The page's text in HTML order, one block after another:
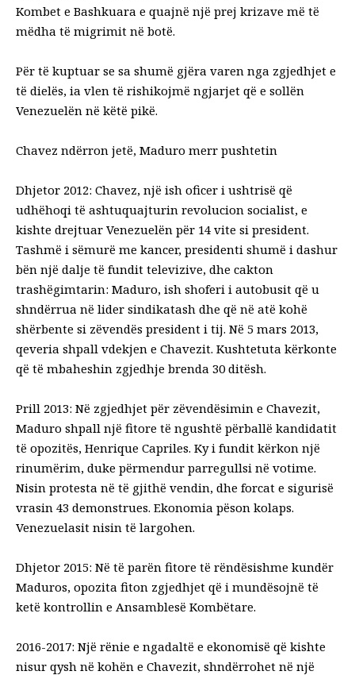
Kombet e Bashkuara e quajnë një prej krizave më të
mëdha të migrimit në botë.
Për të kuptuar se sa shumë gjëra varen nga zgjedhjet e
të dielës, ia vlen të rishikojmë ngjarjet që e sollën
Venezuelën në këtë pikë.
Chavez ndërron jetë, Maduro merr pushtetin
Dhjetor 2012: Chavez, një ish oficer i ushtrisë që
udhëhoqi të ashtuquajturin revolucion socialist, e
kishte drejtuar Venezuelën për 14 vite si president.
Tashmë i sëmurë me kancer, presidenti shumë i dashur
bën një dalje të fundit televizive, dhe cakton
trashëgimtarin: Maduro, ish shoferi i autobusit që u
shndërrua në lider sindikatash dhe që në atë kohë
shërbente si zëvendës president i tij. Në 5 mars 2013,
qeveria shpall vdekjen e Chavezit. Kushtetuta kërkonte
që të mbaheshin zgjedhje brenda 30 ditësh.
Prill 2013: Në zgjedhjet për zëvendësimin e Chavezit,
Maduro shpall një fitore të ngushtë përballë kandidatit
të opozitës, Henrique Capriles. Ky i fundit kërkon një
rinumërim, duke përmendur parregullsi në votime.
Nisin protesta në të gjithë vendin, dhe forcat e sigurisë
vrasin 43 demonstrues. Ekonomia pëson kolaps.
Venezuelasit nisin të largohen.
Dhjetor 2015: Në të parën fitore të rëndësishme kundër
Maduros, opozita fiton zgjedhjet që i mundësojnë të
ketë kontrollin e Ansamblesë Kombëtare.
2016-2017: Një rënie e ngadaltë e ekonomisë që kishte
nisur qysh në kohën e Chavezit, shndërrohet në një